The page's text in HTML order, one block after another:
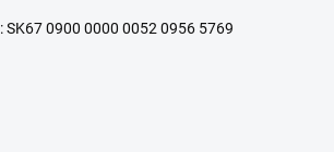
SK67 0900 0000 0052 0956 5769